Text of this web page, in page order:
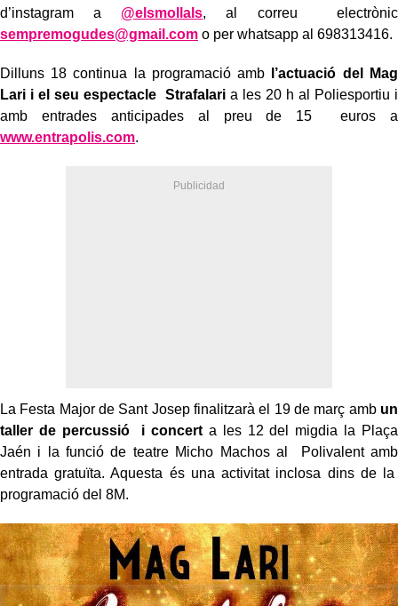
d’instagram a @elsmollals, al correu electrònic
sempremogudes@gmail.com o per whatsapp al 698313416.
Dilluns 18 continua la programació amb
l’actuació del Mag
Lari i el seu espectacle Strafalaria les 20 h al Poliesportiu i
amb entrades anticipades al preu de 15 euros a
www.entrapolis.com.
La Festa Major de Sant Josep finalitzarà el 19 de març amb un
taller de percussió i concert a les 12 del migdia la Plaça
Jaén i la funció de teatre Micho Machos al Polivalent amb
entrada gratuïta. Aquesta és una activitat inclosa dins de la
programació del 8M.